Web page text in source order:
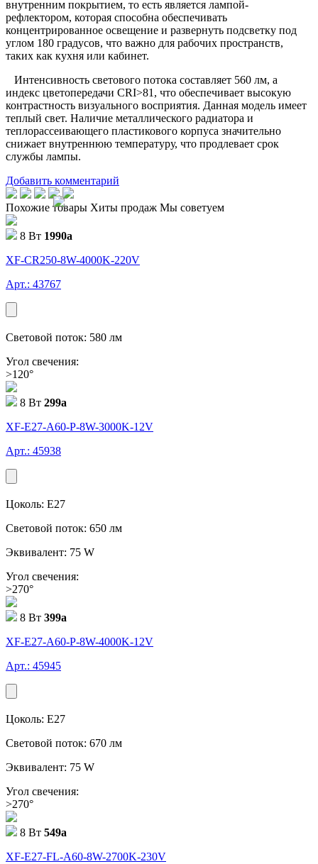
внутренним покрытием, то есть является лампой-
рефлектором, которая способна обеспечивать
концентрированное освещение и развернуть подсветку под
углом 180 градусов, что важно для рабочих пространств,
таких как кухня или кабинет.
Интенсивность светового потока составляет 560 лм, а
индекс цветопередачи CRI>81, что обеспечивает высокую
контрастность визуального восприятия. Данная модель имеет
теплый свет. Наличие металлического радиатора и
теплорассеивающего пластикового корпуса значительно
снижает внутреннюю температуру, что продлевает срок
службы лампы.
Добавить комментарий
Похожие товары Хиты продаж Мы советуем
8 Вт 1990a
XF-CR250-8W-4000K-220V
Арт.: 43767
Световой поток: 580 лм
Угол свечения:
>120°
8 Вт 299a
XF-E27-A60-P-8W-3000K-12V
Арт.: 45938
Цоколь: E27
Световой поток: 650 лм
Эквивалент: 75 W
Угол свечения:
>270°
8 Вт 399a
XF-E27-A60-P-8W-4000K-12V
Арт.: 45945
Цоколь: E27
Световой поток: 670 лм
Эквивалент: 75 W
Угол свечения:
>270°
8 Вт 549a
XF-E27-FL-A60-8W-2700K-230V